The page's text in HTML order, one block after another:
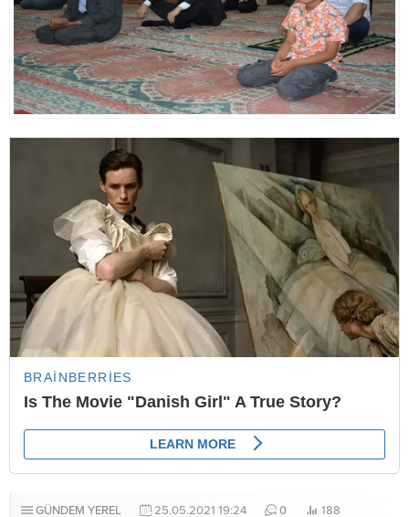
GÜNDEM YEREL 25.05.2021 19:24 0 188